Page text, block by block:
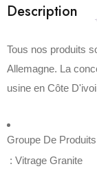
Description
Tous nos produits
Allemagne. La
usine en Côte
Groupe De Produits
: Vitrage Granite